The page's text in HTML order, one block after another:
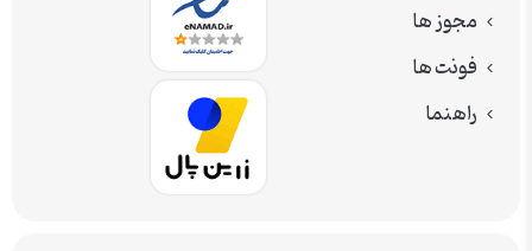
مجوز ها
فونت ها
راهنما